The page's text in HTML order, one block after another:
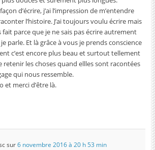
d’écrire, j’ai l’impression de m’entendre
l’histoire. J’ai toujours voulu écrire mais
fait parce que je ne sais pas écrire autrement
parle. Et là grâce à vous je prends conscience
c’est encore plus beau et surtout tellement
retenir les choses quand ellles sont racontées
qui nous ressemble.
et merci d’être là.
sur6 novembre 2016 à 20 h 53 min